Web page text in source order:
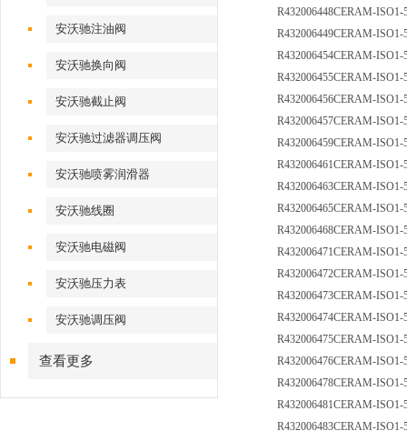
安沃驰注油阀
安沃驰换向阀
安沃驰截止阀
安沃驰过滤器调压阀
安沃驰喷雾润滑器
安沃驰线圈
安沃驰电磁阀
安沃驰压力表
安沃驰调压阀
查看更多
R432006448CERAM-ISO1-
R432006449CERAM-ISO1-
R432006454CERAM-ISO1-
R432006455CERAM-ISO1-
R432006456CERAM-ISO1-
R432006457CERAM-ISO1-
R432006459CERAM-
R432006461CERAM-
R432006463CERAM-
R432006465CERAM-
R432006468CERAM-ISO1-
R432006471CERAM-ISO1-
R432006472CERAM-ISO1-
R432006473CERAM-ISO1-
R432006474CERAM-ISO1-
R432006475CERAM-ISO1-
R432006476CERAM-ISO1-
R432006478CERAM-ISO1-
R432006481CERAM-ISO1-
R432006483CERAM-ISO1-